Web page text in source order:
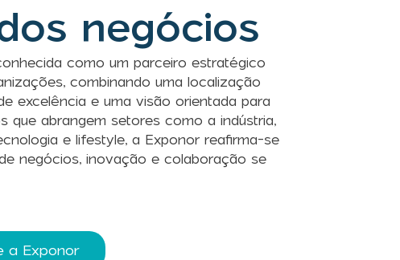
negócios
como um parceiro estratégico
combinando uma localização
excelência e uma visão orientada para
que abrangem setores como a indústria,
e lifestyle, a Exponor reafirma-se
negócios, inovação e colaboração se
a Exponor